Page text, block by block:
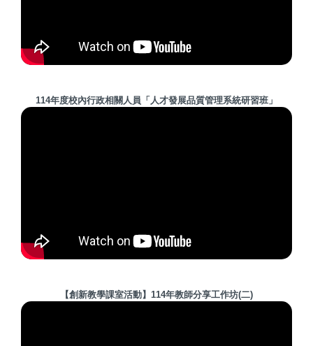
114年度校內行政相關人員「人才發展品質管理系統研習班」
【創新教學課室活動】114年教師分享工作坊(二)